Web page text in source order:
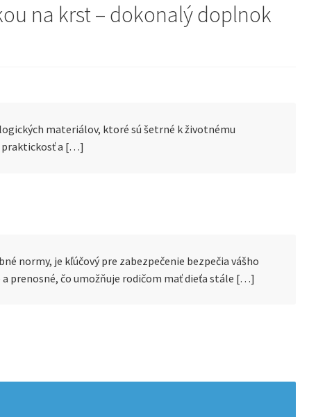
na krst – dokonalý doplnok
materiálov, ktoré sú šetrné k životnému
praktickosť a […]
normy, je kľúčový pre zabezpečenie bezpečia vášho
prenosné, čo umožňuje rodičom mať dieťa stále […]